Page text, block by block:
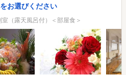
お選びください
室（露天風呂付）＜部屋食＞